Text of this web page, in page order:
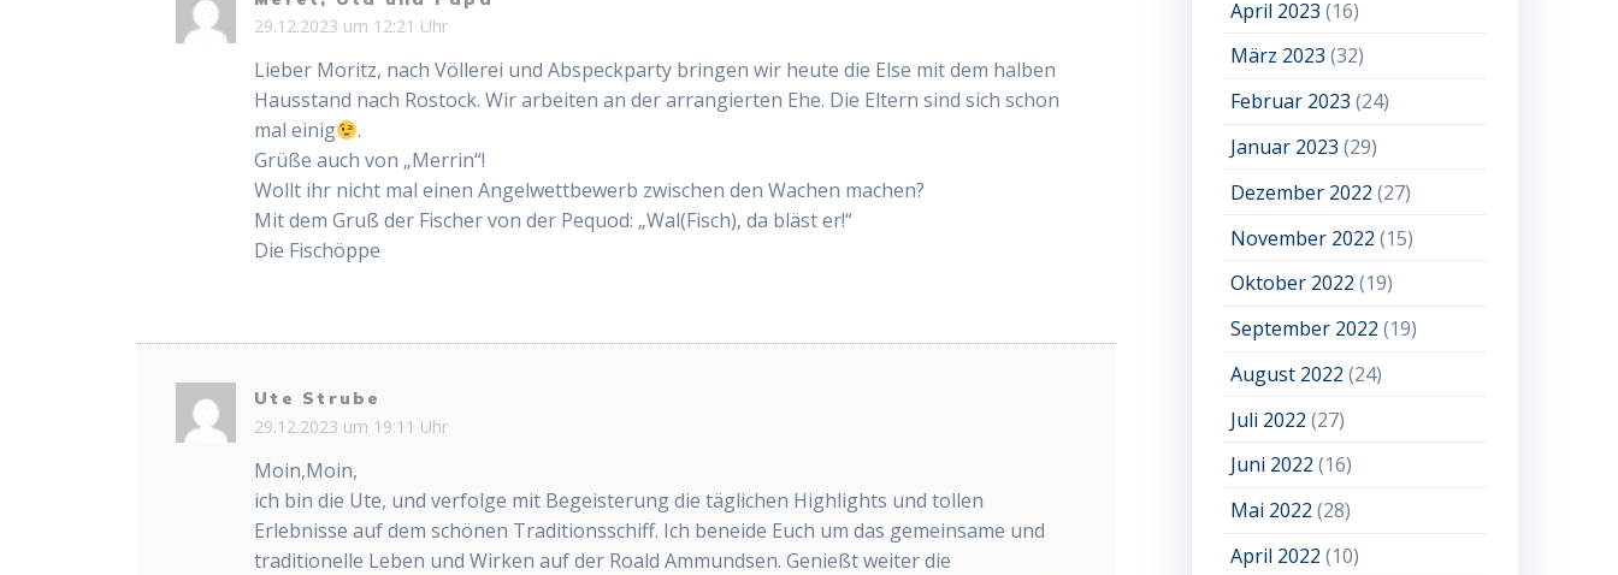
29.12.2023 um 12:21 Uhr
Lieber Moritz, nach Völlerei und Abspeckparty bringen wir heute die Else mit dem halben
Hausstand nach Rostock. Wir arbeiten an der arrangierten Ehe. Die Eltern sind sich schon
mal einig
.
Grüße auch von „Merrin“!
Wollt ihr nicht mal einen Angelwettbewerb zwischen den Wachen machen?
Mit dem Gruß der Fischer von der Pequod: „Wal(Fisch), da bläst er!“
Die Fischöppe
Ute Strube
29.12.2023 um 19:11 Uhr
Moin,Moin,
ich bin die Ute, und verfolge mit Begeisterung die täglichen Highlights und tollen
Erlebnisse auf dem schönen Traditionsschiff. Ich beneide Euch um das gemeinsame und
traditionelle Leben und Wirken auf der Roald Ammundsen. Genießt weiter die
April 2023 (16)
März 2023 (32)
Februar 2023 (24)
Januar 2023 (29)
Dezember 2022 (27)
November 2022 (15)
Oktober 2022 (19)
September 2022 (19)
August 2022 (24)
Juli 2022 (27)
Juni 2022 (16)
Mai 2022 (28)
April 2022 (10)